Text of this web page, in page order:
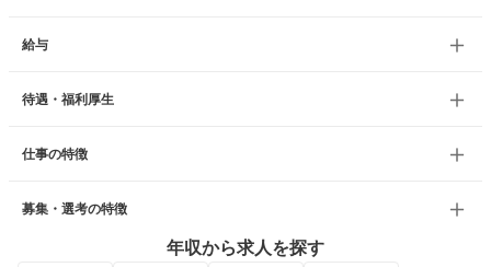
給与
待遇・福利厚生
仕事の特徴
募集・選考の特徴
年収から求人を探す